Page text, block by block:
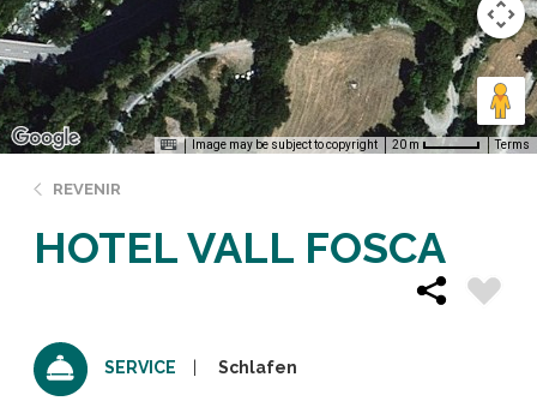
Image may be subject to copyright 20 m Terms
REVENIR
HOTEL VALL FOSCA
SERVICE Schlafen